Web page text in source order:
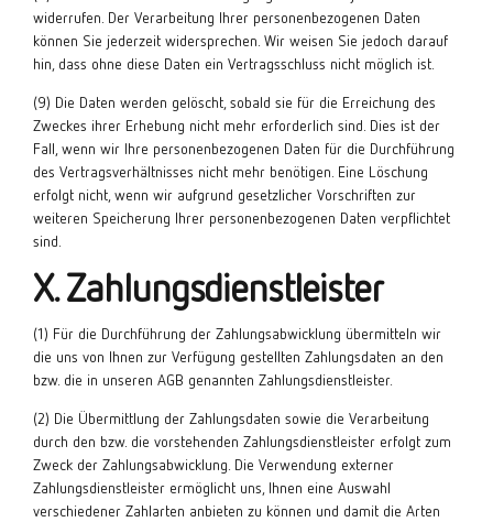
widerrufen. Der Verarbeitung Ihrer personenbezogenen Daten
können Sie jederzeit widersprechen. Wir weisen Sie jedoch darauf
hin, dass ohne diese Daten ein Vertragsschluss nicht möglich ist.
(9) Die Daten werden gelöscht, sobald sie für die Erreichung des
Zweckes ihrer Erhebung nicht mehr erforderlich sind. Dies ist der
Fall, wenn wir Ihre personenbezogenen Daten für die Durchführung
des Vertragsverhältnisses nicht mehr benötigen. Eine Löschung
erfolgt nicht, wenn wir aufgrund gesetzlicher Vorschriften zur
weiteren Speicherung Ihrer personenbezogenen Daten verpflichtet
sind.
X. Zahlungsdienstleister
(1) Für die Durchführung der Zahlungsabwicklung übermitteln wir
die uns von Ihnen zur Verfügung gestellten Zahlungsdaten an den
bzw. die in unseren AGB genannten Zahlungsdienstleister.
(2) Die Übermittlung der Zahlungsdaten sowie die Verarbeitung
durch den bzw. die vorstehenden Zahlungsdienstleister erfolgt zum
Zweck der Zahlungsabwicklung. Die Verwendung externer
Zahlungsdienstleister ermöglicht uns, Ihnen eine Auswahl
verschiedener Zahlarten anbieten zu können und damit die Arten